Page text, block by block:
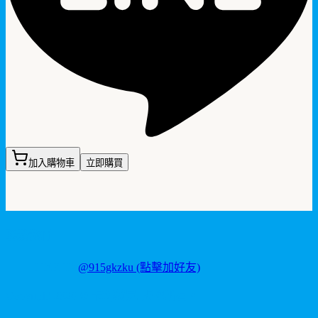
加入購物車 立即購買
@915gkzku (點擊加好友)